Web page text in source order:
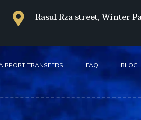
Rasul Rza street, Winter
TRANSFERS FAQ BLOG